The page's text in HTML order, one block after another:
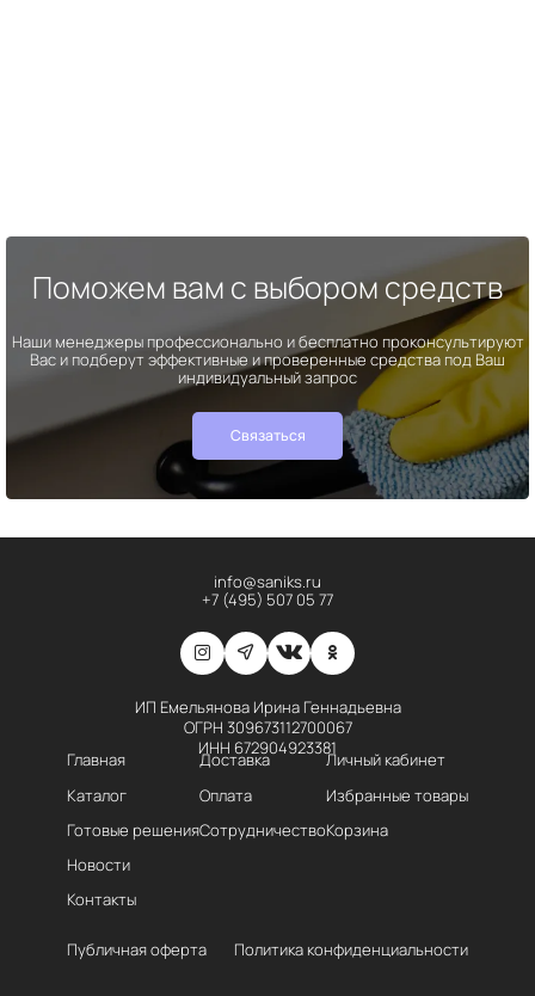
Поможем вам с выбором средств
Наши менеджеры профессионально и бесплатно проконсультируют
Вас и подберут эффективные и проверенные средства под Ваш
индивидуальный запрос
Связаться
info@saniks.ru
+7 (495) 507 05 77
ИП Емельянова Ирина Геннадьевна
ОГРН 309673112700067
ИНН 672904923381
Главная
Каталог
Готовые решения
Новости
Контакты
Доставка
Оплата
Сотрудничество
Личный кабинет
Избранные товары
Корзина
Публичная оферта Политика конфиденциальности